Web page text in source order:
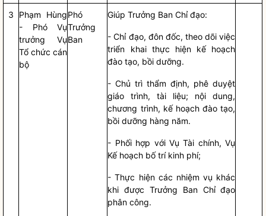
3
Phạm Hùng
- Phó Vụ
trưởng Vụ
Tổ chức cán
bộ
Phó
Trưởng
Ban
Giúp Trưởng BanChỉ đạo:
-Chỉ đạo, đôn đốc, theo dõi việc
triển khai thực hiện kế hoạch
đào tạo, bồi dưỡng.
- Chủ trì thẩm định, phê duyệt
giáo trình, tài liệu; nội dung,
chương trình, kế hoạch đào tạo,
bồi dưỡng hàng năm.
- Phối hợp với Vụ Tài chính, Vụ
Kế hoạch bố trí kinh phí;
- Thực hiện các nhiệm vụ khác
khi được Trưởng Ban Chỉ đạo
phân công.